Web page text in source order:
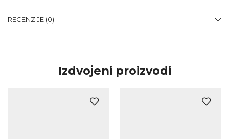
RECENZIJE (0)
Izdvojeni proizvodi